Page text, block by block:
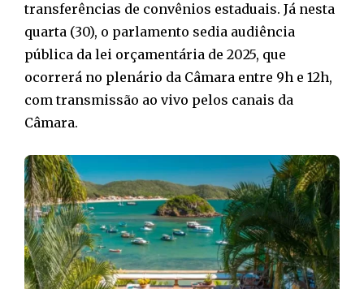
transferências de convênios estaduais. Já nesta
quarta (30), o parlamento sedia audiência
pública da lei orçamentária de 2025, que
ocorrerá no plenário da Câmara entre 9h e 12h,
com transmissão ao vivo pelos canais da
Câmara.